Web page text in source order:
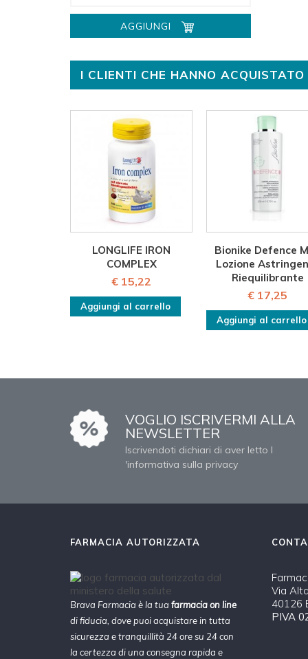
AGGIUNGI
I CLIENTI CHE HANNO
LONGLIFE IRON
COMPLEX
€ 15,22
Aggiungi al carrello
Bionike Defence
Lozione
Riequilibrante
€ 17,25
Aggiungi al carrello
VOGLIO ISCRIVERMI ALLA
NEWSLETTER
Iscrivendoti dichiari di aver letto l
'informativa sulla privacy
FARMACIA AUTORIZZATA
Brava Farmacia è la tua farmacia on line
di fiducia, dove puoi acquistare in tutta
sicurezza e tranquillità 24 ore su 24 con
la certezza di una consegna rapida e
Via
40126
PIVA